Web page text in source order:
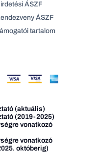
ÁSZF
ÁSZF
tartalom
(aktuális)
(2019-2025)
vonatkozó
vonatkozó
októberig)